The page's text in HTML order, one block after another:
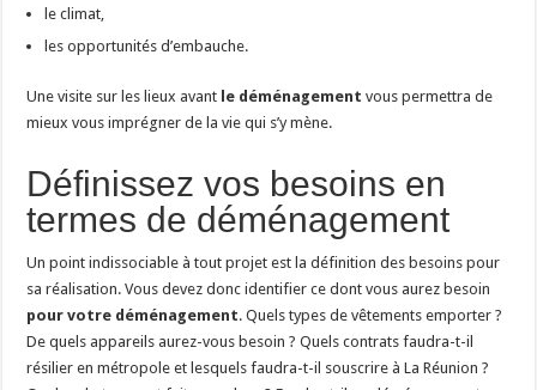
le climat,
les opportunités d’embauche.
Une visite sur les lieux avant le déménagement vous permettra de
mieux vous imprégner de la vie qui s’y mène.
Définissez vos besoins en
termes de déménagement
Un point indissociable à tout projet est la définition des besoins pour
sa réalisation. Vous devez donc identifier ce dont vous aurez besoin
pour votre déménagement. Quels types de vêtements emporter ?
De quels appareils aurez-vous besoin ? Quels contrats faudra-t-il
résilier en métropole et lesquels faudra-t-il souscrire à La Réunion ?